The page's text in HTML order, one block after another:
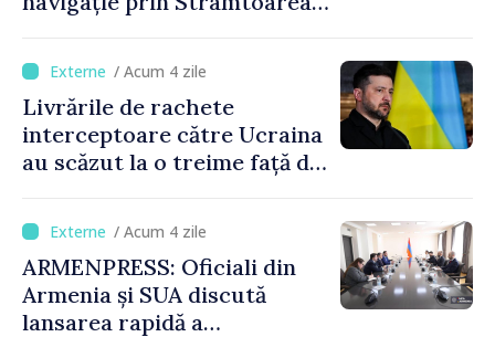
/ Acum 4 zile
Livrările de rachete
interceptoare către Ucraina
au scăzut la o treime față de
/ Acum 4 zile
ARMENPRESS: Oficiali din
Armenia și SUA discută
lansarea rapidă a